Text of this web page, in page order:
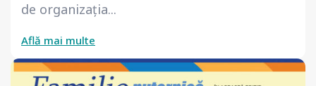
de organizația...
Află mai multe